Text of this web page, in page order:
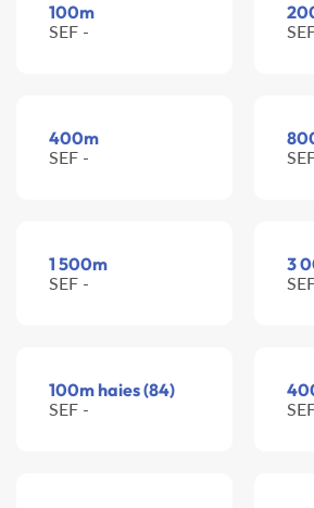
100m
SEF -
400m
SEF -
1 500m
SEF -
3
100m haies (84)
SEF -